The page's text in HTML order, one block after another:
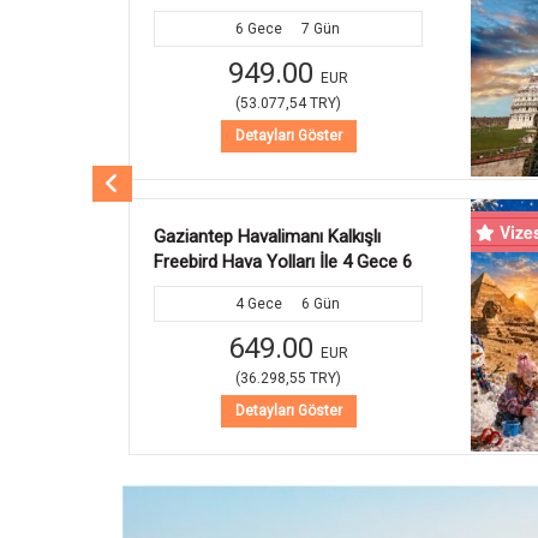
6 Gece 7 Gün
849.00 EUR
(47.484,54 TRY)
Detayları Göster
Gaziantep Havalimanı Kalkışlı
Freebird Hava Yolları İle 5 Gece 6
Gün Çölün Ortasındaki Vaha:
Prestij Dubai Turu Dubai Şehir Turu
Dahil (Kış Dönemi) (724)
5Gece 6 Gün
849.00 EUR
(47.484,54 TRY)
Detayları Göster